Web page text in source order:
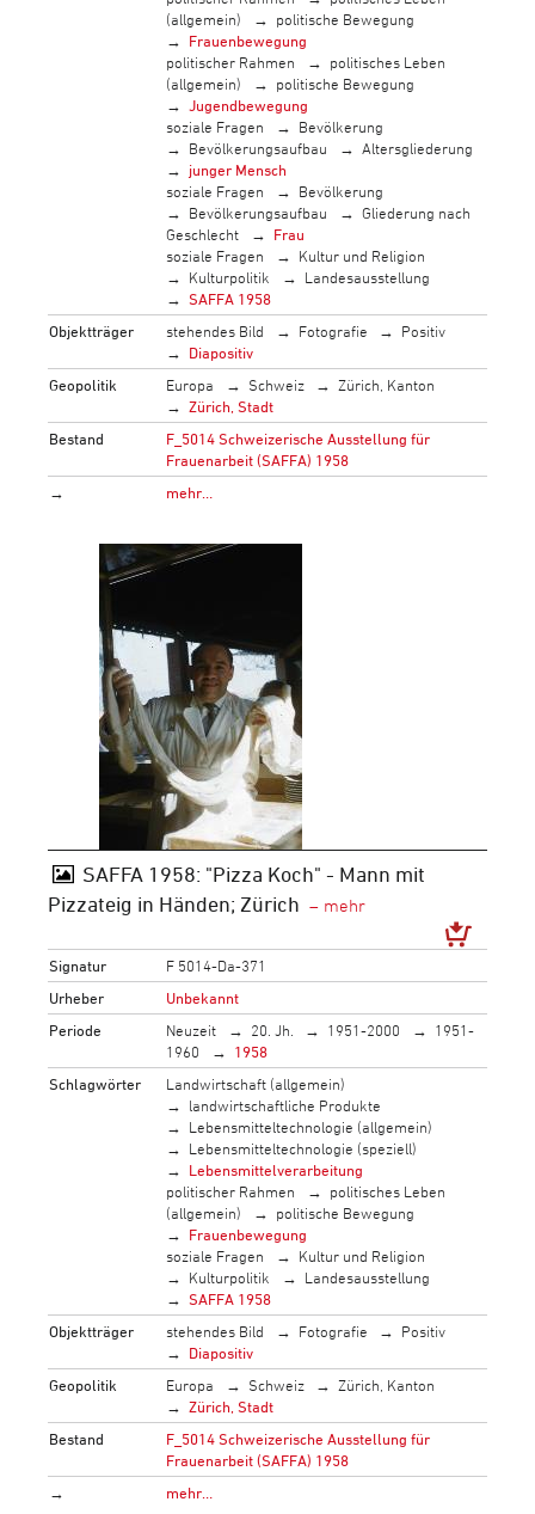
(allgemein)
politische Bewegung
Frauenbewegung
politischer Rahmen
politisches Leben
(allgemein)
politische Bewegung
Jugendbewegung
soziale Fragen
Bevölkerung
Bevölkerungsaufbau
Altersgliederung
junger Mensch
soziale Fragen
Bevölkerung
Bevölkerungsaufbau
Gliederung nach
Geschlecht
Frau
soziale Fragen
Kultur und Religion
Kulturpolitik
Landesausstellung
SAFFA 1958
Objektträger
stehendes Bild Fotografie
Positiv
Diapositiv
Geopolitik
Europa Schweiz
Zürich, Kanton
Zürich, Stadt
Bestand
F_5014 Schweizerische Ausstellung für
Frauenarbeit (SAFFA) 1958
→
mehr…
SAFFA 1958: "Pizza Koch" - Mann mit
Pizzateig in Händen; Zürich
Signatur
F 5014-Da-371
Urheber
Unbekannt
Periode
Neuzeit 20. Jh. 1951-2000
1951-
1960
1958
Schlagwörter
Landwirtschaft (allgemein)
landwirtschaftliche Produkte
Lebensmitteltechnologie (allgemein)
Lebensmitteltechnologie (speziell)
Lebensmittelverarbeitung
politischer Rahmen
politisches Leben
(allgemein)
politische Bewegung
Frauenbewegung
soziale Fragen
Kultur und Religion
Kulturpolitik
Landesausstellung
SAFFA 1958
Objektträger
stehendes Bild Fotografie
Positiv
Diapositiv
Geopolitik
Europa Schweiz
Zürich, Kanton
Zürich, Stadt
Bestand
F_5014 Schweizerische Ausstellung für
Frauenarbeit (SAFFA) 1958
→
mehr…